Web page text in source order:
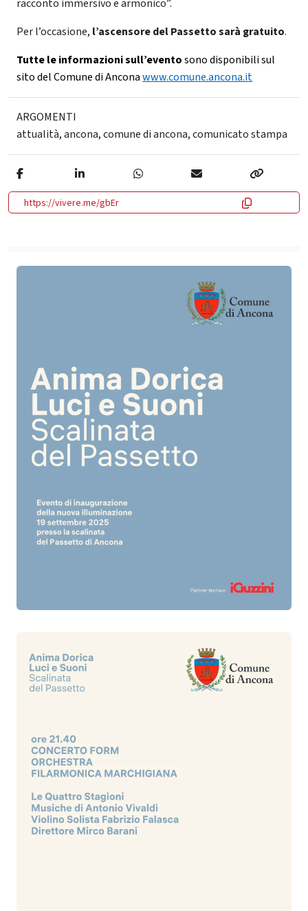
racconto immersivo e armonico”.
Per l’occasione, l’ascensore del Passetto sarà gratuito.
Tutte le informazioni sull’eventosono disponibili sul
sito del Comune di Anconawww.comune.ancona.it
ARGOMENTI
attualità,ancona,comune di ancona,comunicato stampa
https://vivere.me/gbEr